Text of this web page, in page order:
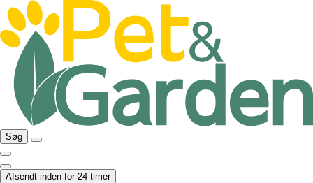
Søg
Afsendt inden for 24 timer